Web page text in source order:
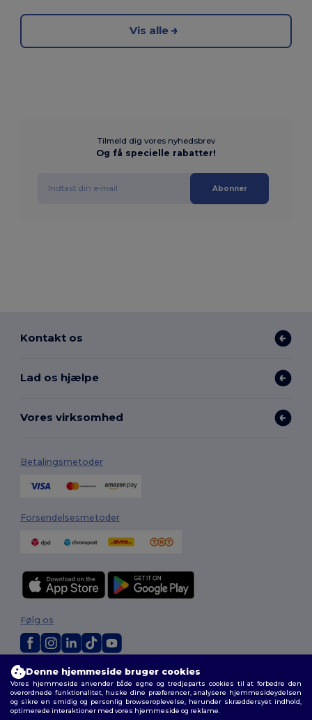
Vis alle
Tilmeld dig vores nyhedsbrev
Og få specielle rabatter!
Abonner
Kontakt os
Lad os hjælpe
Vores virksomhed
Betalingsmetoder
Forsendelsesmetoder
2026. Alle rettigheder forbeholdes
Vilkår og Betingelser|Tilpasset politik|Fortrolighedspolitik|Politik for
cookies|Sitemap
Følg os
Denne hjemmeside bruger cookies
Vores hjemmeside anvender både egne og tredjeparts cookies til at forbedre den
overordnede funktionalitet, huske dine præferencer, analysere hjemmesideydelsen
og sikre en smidig og personlig browseroplevelse, herunder skræddersyet indhold,
optimerede interaktioner med vores hjemmeside og reklame.